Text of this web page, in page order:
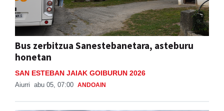
Bus zerbitzua Sanestebanetara, asteburu
honetan
SAN ESTEBAN JAIAK GOIBURUN 2026
Aiurri abu 05, 07:00 ANDOAIN